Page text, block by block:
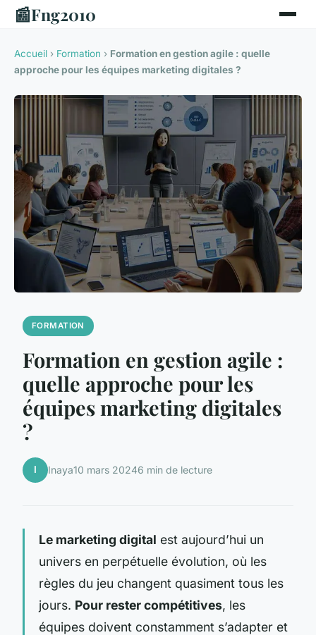
📰Fng2010
Accueil › Formation › Formation en gestion agile : quelle
approche pour les équipes marketing digitales ?
FORMATION
Formation en gestion agile :
quelle approche pour les
équipes marketing digitales
?
I Inaya10 mars 20246 min de lecture
Le marketing digital est aujourd’hui un
univers en perpétuelle évolution, où les
règles du jeu changent quasiment tous les
jours. Pour rester compétitives, les
équipes doivent constamment s’adapter et